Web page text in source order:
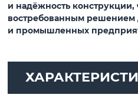
и надёжность конструкции,
востребованным
и промышленных